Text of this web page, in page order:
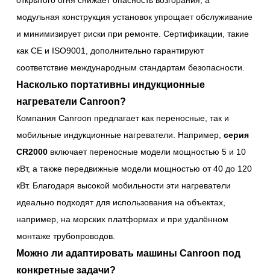
модульная конструкция установок упрощает обслуживание
и минимизирует риски при ремонте. Сертификации, такие
как CE и ISO9001, дополнительно гарантируют
соответствие международным стандартам безопасности.
Насколько портативны индукционные
нагреватели Canroon?
Компания Canroon предлагает как переносные, так и
мобильные индукционные нагреватели. Например,серия
CR2000 включает переносные модели мощностью 5 и 10
кВт, а также передвижные модели мощностью от 40 до 120
кВт. Благодаря высокой мобильности эти нагреватели
идеально подходят для использования на объектах,
например, на морских платформах и при удалённом
монтаже трубопроводов.
Можно ли адаптировать машины Canroon под
конкретные задачи?